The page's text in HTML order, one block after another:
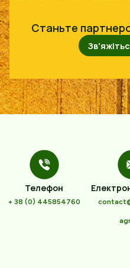
Станьте
Телефон
+ 38 (0) 445854760